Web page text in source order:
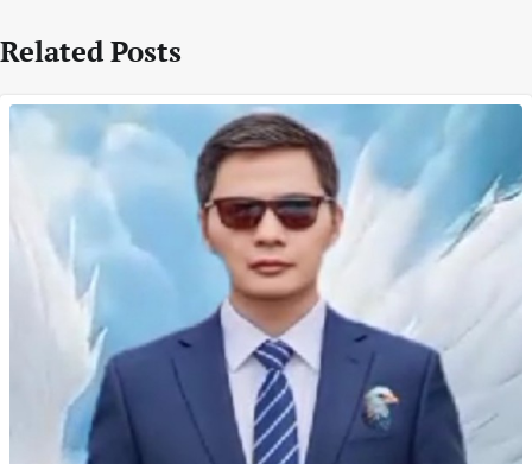
Related Posts